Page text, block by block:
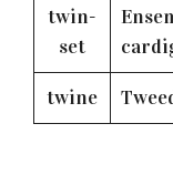
twin-
set
twine